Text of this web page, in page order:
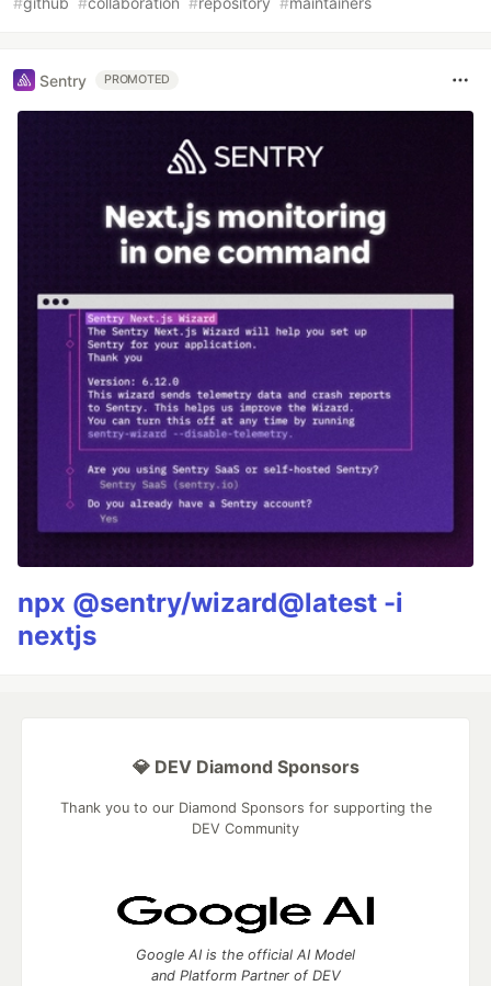
Sentry PROMOTED
npx @sentry/wizard@latest -i
nextjs
💎 DEV Diamond Sponsors
Thank you to our Diamond Sponsors for supporting the
DEV Community
Google AI is the official AI Model
and Platform Partner of DEV